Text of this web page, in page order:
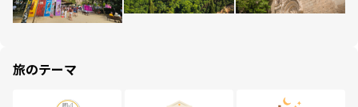
旅のテーマ